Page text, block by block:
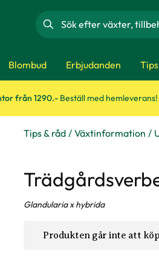
Sök
Blombud Erbjudanden
från 1290.- Beställ med hemleverans!
Tips & råd Växtinformation
Glandularia x hybrida
Produkten går inte att